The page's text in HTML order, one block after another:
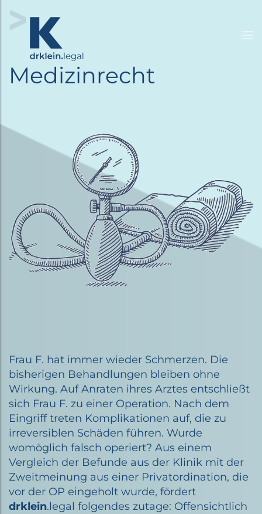
Medizinrecht
Frau F. hat immer wieder Schmerzen. Die
bisherigen Behandlungen bleiben ohne
Wirkung. Auf Anraten ihres Arztes entschließt
sich Frau F. zu einer Operation. Nach dem
Eingriff treten Komplikationen auf, die zu
irreversiblen Schäden führen. Wurde
womöglich falsch operiert? Aus einem
Vergleich der Befunde aus der Klinik mit der
Zweitmeinung aus einer Privatordination, die
vor der OP eingeholt wurde, fördert
drklein.legal folgendes zutage: Offensichtlich